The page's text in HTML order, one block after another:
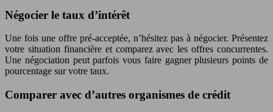
Négocier le taux d’intérêt
Une fois une offre pré-acceptée, n’hésitez pas à négocier. Présentez
votre situation financière et comparez avec les offres concurrentes.
Une négociation peut parfois vous faire gagner plusieurs points de
pourcentage sur votre taux.
Comparer avec d’autres organismes de crédit